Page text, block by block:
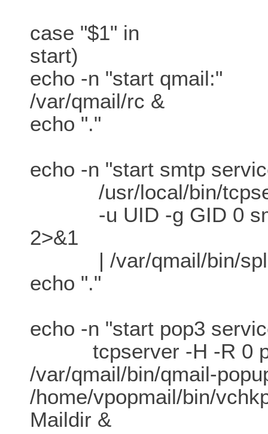
case "$1" in
start)
echo -n "start qmail:"
/var/qmail/rc &
echo "."
echo -n "start smtp
/usr/local/bin/
-u UID -g GID 0
2>&1
| /var/qmail/bin/
echo "."
echo -n "start pop3
tcpserver -H -R 0
/var/qmail/bin/qmail-
/home/vpopmail/bin/
Maildir &